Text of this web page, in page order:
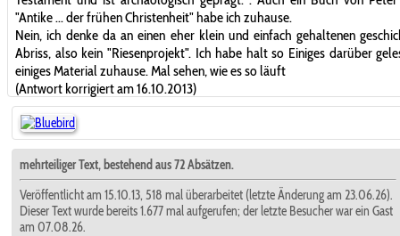
"Antike ... der frühen Christenheit" habe ich zuhause.
Nein, ich denke da an einen eher klein und einfach gehaltenen
Abriss, also kein "Riesenprojekt". Ich habe halt so Einiges darüber
einiges Material zuhause. Mal sehen, wie es so läuft
(Antwort korrigiert am 16.10.2013)
mehrteiliger Text, bestehend aus 72 Absätzen.
Veröffentlicht am 15.10.13, 518 mal überarbeitet (letzte Änderung am 23.06.26).
Dieser Text wurde bereits 1.677 mal aufgerufen; der letzte Besucher war ein Gast
am 07.08.26.